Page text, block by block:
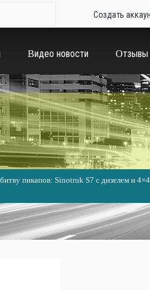
Создать
Видео новости Отзывы
пикапов: Sinotruk S7 с дизелем и 4×4